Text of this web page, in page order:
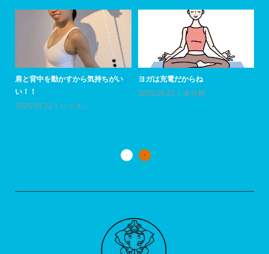
イベント
いつもありがとうSALE！！